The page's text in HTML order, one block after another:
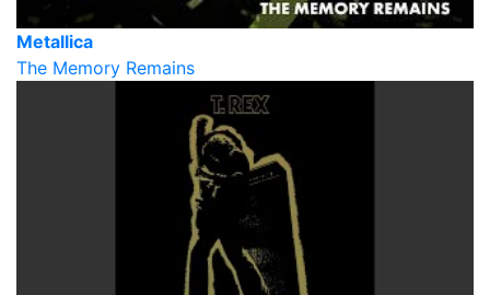
Metallica
The Memory Remains